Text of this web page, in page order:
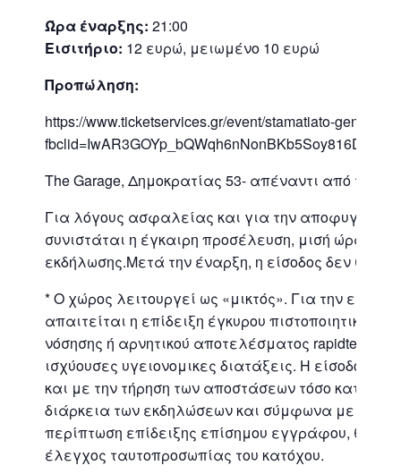
Ώρα έναρξης: 21:00
Εισιτήριο: 12 ευρώ, μειωμένο 10 ευρώ
Προπώληση:
https://www.ticketservices.gr/event/stamatiato-genos-
The Garage, Δημοκρατίας 53- απέναντι από το
Για λόγους ασφαλείας και για την αποφυγή
συνιστάται η έγκαιρη προσέλευση, μισή ώρα
εκδήλωσης.Μετά την έναρξη, η είσοδος δεν θα
* Ο χώρος λειτουργεί ως «μικτός». Για την είσοδο
απαιτείται η επίδειξη έγκυρου πιστοποιητικού
νόσησης ή αρνητικού αποτελέσματος rapidtest
ισχύουσες υγειονομικες διατάξεις. Η είσοδος
και με την τήρηση των αποστάσεων τόσο κατά
διάρκεια των εκδηλώσεων και σύμφωνα με τις
περίπτωση επίδειξης επίσημου εγγράφου, θα
έλεγχος ταυτοπροσωπίας του κατόχου.